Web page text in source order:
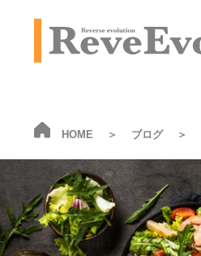
HOME ブログ